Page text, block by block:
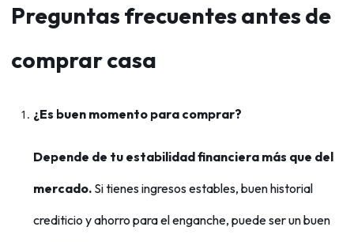
Preguntas frecuentes antes de
comprar casa
¿Es buen momento para comprar?
Depende de tu estabilidad financiera más que del
mercado. Si tienes ingresos estables, buen historial
crediticio y ahorro para el enganche, puede ser un buen